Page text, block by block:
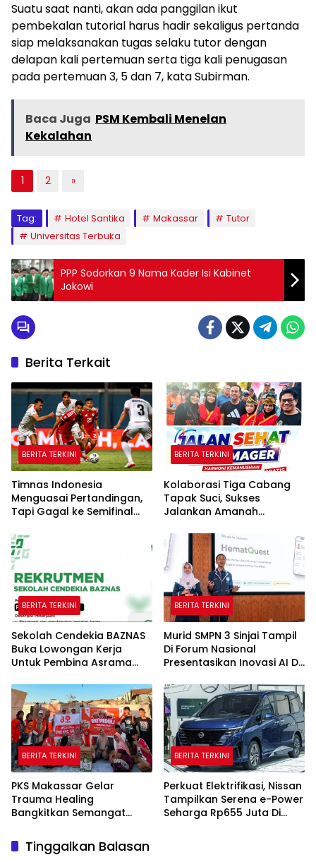
Suatu saat nanti, akan ada panggilan ikut
pembekalan tutorial harus hadir sekaligus pertanda
siap melaksanakan tugas selaku tutor dengan
delapan kali pertemuan serta tiga kali penugasan
pada pertemuan 3, 5 dan 7, kata Subirman.
Baca Juga PSM Kembali Menelan
Kekalahan
1 2 »
Tag: Hotel Santika Makassar
Tutor
Universitas Terbuka
PPP Sodorkan 9 Nama Kader Isi Kabinet
Jokowi
Berita Terkait
BERITA TERKINI
Timnas Indonesia
Menguasai Pertandingan,
Tapi Gagal ke Semifinal
BERITA TERKINI
Kolaborasi Tiga Cabang
Tapak Suci, Sukses
Jalankan Amanah
Gubernur Sulawesi Selatan
BERITA TERKINI
Sekolah Cendekia BAZNAS
Buka Lowongan Kerja
Untuk Pembina Asrama
BERITA TERKINI
Murid SMPN 3 Sinjai Tampil
Di Forum Nasional
Presentasikan Inovasi AI Di
BERITA TERKINI
PKS Makassar Gelar
Trauma Healing
Bangkitkan Semangat
BERITA TERKINI
Perkuat Elektrifikasi, Nissan
Tampilkan Serena e-Power
Seharga Rp655 Juta Di
Tinggalkan Balasan